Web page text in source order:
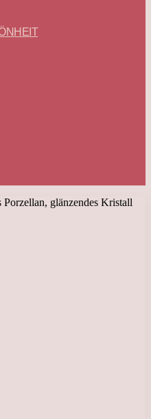
Porzellan, glänzendes Kristall